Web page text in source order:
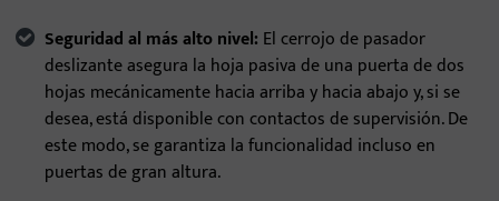
Seguridad al más alto nivel: El cerrojo de pasador
deslizante asegura la hoja pasiva de una puerta de dos
hojas mecánicamente hacia arriba y hacia abajo y, si se
desea, está disponible con contactos de supervisión. De
este modo, se garantiza la funcionalidad incluso en
puertas de gran altura.